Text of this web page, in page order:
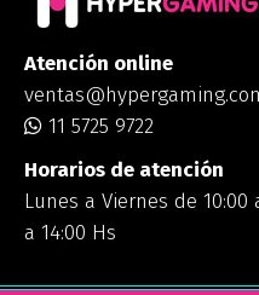
Atención online
11 5725 9722
Horarios de atención
Lunes a Viernes de 10:00
a 14:00 Hs